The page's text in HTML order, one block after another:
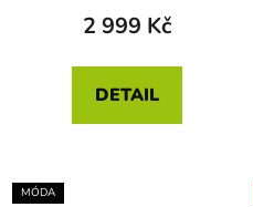
2 999 Kč
DETAIL
MÓDA